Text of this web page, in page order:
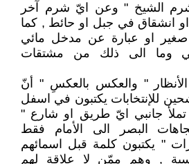
الشيخ " وعن ايّ شرم آخر
انشقاق في جبل او حائط , كما
او عبارة عن مدخل مائي
وما الى ذلك من مشتقات
" والعكس بالعكسِ " أنّ
للإنتخابات يكتبون في اسفل
تملأ جانبي ايّ طريق او شارع "
البصر الى الأمام فقط
" يكتبون كلمة قبل اسمائهم
, وهم ممّن لا علاقة لهم